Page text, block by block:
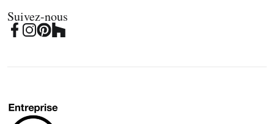
Suivez-nous